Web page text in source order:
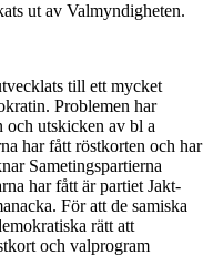
ut av Valmyndigheten.
till ett mycket
Problemen har
och utskicken av bl a
har fått röstkorten och har
Sametingspartierna
har fått är partiet Jakt-
För att de samiska
rätt att
och valprogram